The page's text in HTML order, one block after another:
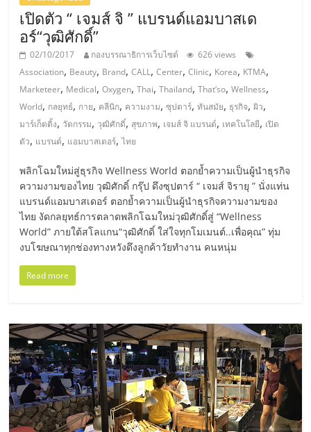
ลงทุน
น้อย
คืน
ทุน
ไว,
ที่
ปรึกษา
การ
ลงทุน
และ
ขยาย
เปิดตัว “ เจมส์ จิ ” แบรนด์แอมบาสเด
อร์“วุฒิศักดิ์”
02/10/2017 กองบรรณาธิการเว็บไซต์
626 views
Association, Beauty, Brand,CALL,Center,Clinic, Korea, KTMA,
Marketeer, Medical,Oxygen,Thai,Thailand,That‘so,Wellness,
World, กลยุทธ์, กาย, คลีนิก, ความงาม,ซุปตาร์,ทันสมัย, ธุรกิจ,ผิว,
มาร์เก็ตติ้ง, วัตกรรม, วุฒิศักดิ์, สุขภาพ, เจมส์ จิ แบรนด์, เทคโนโลยี, เปิด
ตัว, แบรนด์, แอมบาสเดอร์,ไทย
พลิกโฉมใหม่สู่ธุรกิจ Wellness World ตอกย้ำความเป็นผู้นำธุรกิจ
ความงามของไทย วุฒิศักดิ์ กรุ๊ป ดึงซุปตาร์ “ เจมส์ จิรายุ ” นั่งแท่น
แบรนด์แอมบาสเดอร์ ตอกย้ำความเป็นผู้นำธุรกิจความงามของ
ไทย งัดกลยุทธ์การตลาดพลิกโฉมใหม่วุฒิศักดิ์สู่ “Wellness
World” ภายใต้สโลแกน“วุฒิศักดิ์ ใส่ใจทุกโมเมนต์..เพื่อคุณ” ทุ่ม
งบโฆษณาทุกช่องทางหวังดึงลูกค้าวัยทำงาน คนหนุ่ม
Read more